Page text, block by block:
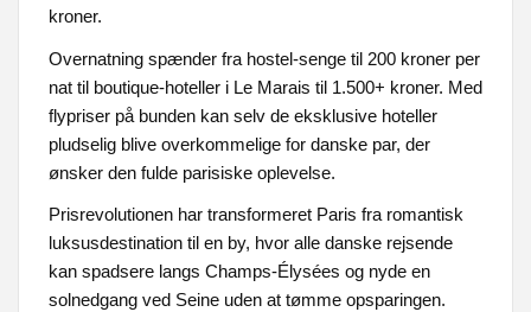
kroner.
Overnatning spænder fra hostel-senge til 200 kroner per
nat til boutique-hoteller i Le Marais til 1.500+ kroner. Med
flypriser på bunden kan selv de eksklusive hoteller
pludselig blive overkommelige for danske par, der
ønsker den fulde parisiske oplevelse.
Prisrevolutionen har transformeret Paris fra romantisk
luksusdestination til en by, hvor alle danske rejsende
kan spadsere langs Champs-Élysées og nyde en
solnedgang ved Seine uden at tømme opsparingen.